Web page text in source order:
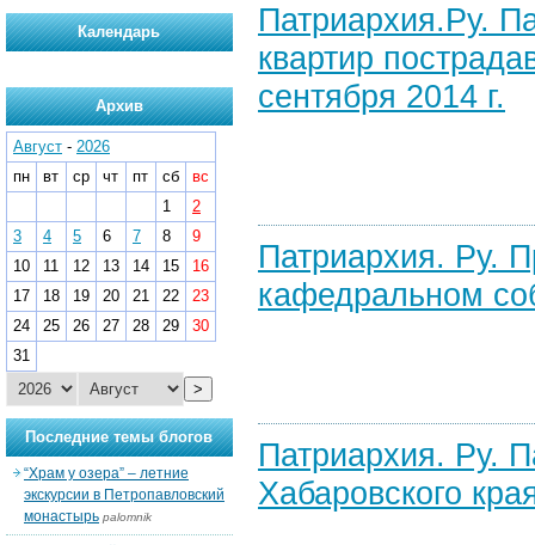
Патриархия.Ру.
квартир
сентября 2014 г.
Патриархия. Ру.
кафедральном
Патриархия. Ру.
Хабаровского
Календарь
Архив
Август - 2026
пн
вт ср чт пт сб
вс
1
2
3
4 5 6 7 8
9
10
11 12 13 14 15
16
17
18 19 20 21 22
23
24
25 26 27 28 29
30
31
>
Последние темы блогов
“Храм у озера” – летние
экскурсии в Петропавловский
монастырь palomnik